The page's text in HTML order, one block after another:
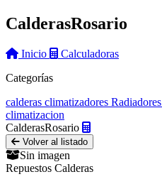
CalderasRosario
Inicio
Calculadoras
Categorías
calderas climatizadores Radiadores
climatizacion
CalderasRosario
Volver al listado
Sin imagen
Repuestos Calderas